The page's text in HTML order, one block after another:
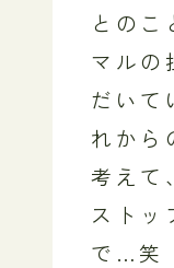
とのこ
マルの
だいて
れから
考えて
ストッ
で…笑